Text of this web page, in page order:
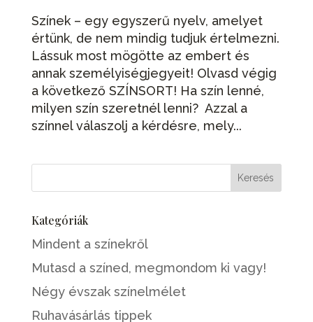
Színek – egy egyszerű nyelv, amelyet
értünk, de nem mindig tudjuk értelmezni.
Lássuk most mögötte az embert és
annak személyiségjegyeit! Olvasd végig
a következő SZÍNSORT! Ha szín lenné,
milyen szín szeretnél lenni? Azzal a
színnel válaszolj a kérdésre, mely...
Kategóriák
Mindent a színekről
Mutasd a színed, megmondom ki vagy!
Négy évszak színelmélet
Ruhavásárlás tippek